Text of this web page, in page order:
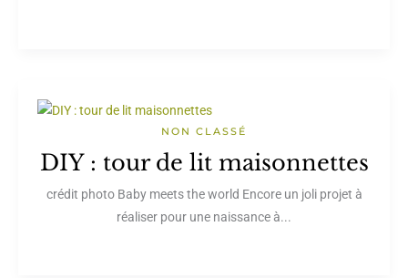
NON CLASSÉ
DIY : tour de lit maisonnettes
crédit photo Baby meets the world Encore un joli projet à
réaliser pour une naissance à...